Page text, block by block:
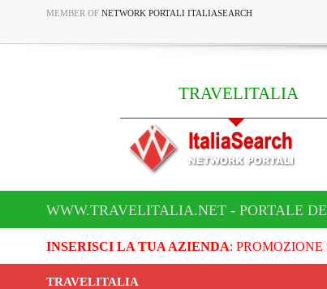
MEMBER OF NETWORK PORTALI ITALIASEARCH
TRAVELITALIA
WWW.TRAVELITALIA.NET - PORTALE
INSERISCI LA TUA AZIENDA: PROMOZIONE
TRAVELITALIA